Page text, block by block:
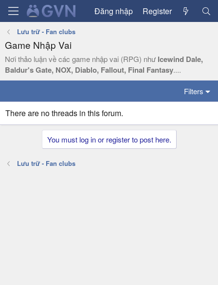
Đăng nhập Register
Lưu trữ - Fan clubs
Game Nhập Vai
Nơi thảo luận về các game nhập vai (RPG) như Icewind Dale,
Baldur's Gate, NOX, Diablo, Fallout, Final Fantasy....
Filters
There are no threads in this forum.
You must log in or register to post here.
Lưu trữ - Fan clubs